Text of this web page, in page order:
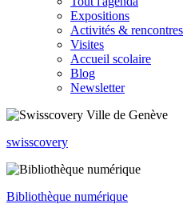
Expositions
Activités & rencontres
Visites
Accueil scolaire
Blog
Newsletter
swisscovery
Bibliothèque numérique